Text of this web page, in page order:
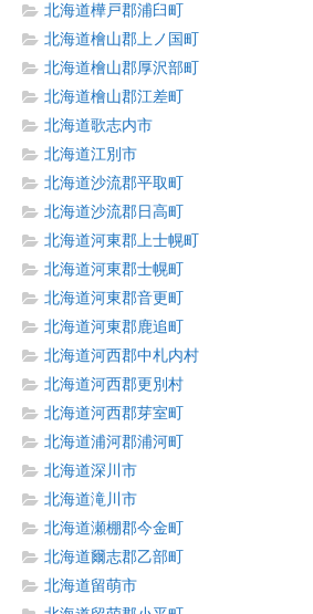
北海道樺戸郡浦臼町
北海道檜山郡上ノ国町
北海道檜山郡厚沢部町
北海道檜山郡江差町
北海道歌志内市
北海道江別市
北海道沙流郡平取町
北海道沙流郡日高町
北海道河東郡上士幌町
北海道河東郡士幌町
北海道河東郡音更町
北海道河東郡鹿追町
北海道河西郡中札内村
北海道河西郡更別村
北海道河西郡芽室町
北海道浦河郡浦河町
北海道深川市
北海道滝川市
北海道瀬棚郡今金町
北海道爾志郡乙部町
北海道留萌市